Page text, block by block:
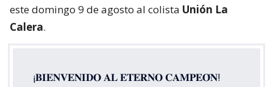
este domingo 9 de agosto al colista Unión La
Calera.
¡𝐁𝐈𝐄𝐍𝐕𝐄𝐍𝐈𝐃𝐎 𝐀𝐋 𝐄𝐓𝐄𝐑𝐍𝐎 𝐂𝐀𝐌𝐏𝐄𝐎́𝐍!